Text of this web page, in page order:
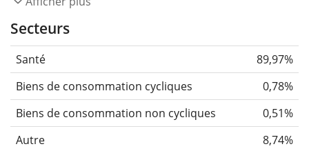
Secteurs
Santé
89,97%
Biens de consommation cycliques
0,78%
Biens de consommation non cycliques
0,51%
Autre
8,74%